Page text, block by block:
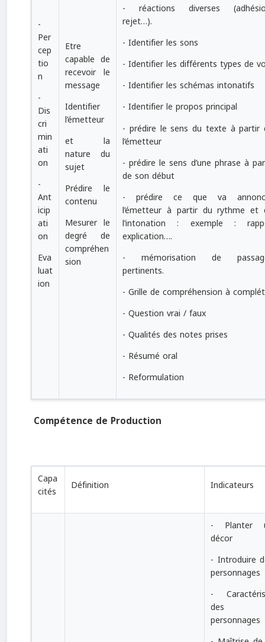
-
Per
cep
tio
n
-
Dis
cri
min
ati
on
-
Ant
icip
ati
on
Eva
luat
ion
Etre
capable de
recevoir le
message
Identifier
l’émetteur
et la
nature du
sujet
Prédire le
contenu
Mesurer le
degré de
compréhen
sion
- réactions diverses
rejet…).
- Identifier les sons
- Identifier les différents types de
- Identifier les schémas intonatifs
- Identifier le propos principal
- prédire le sens du texte à partir
l’émetteur
- prédire le sens d’une phrase à
de son début
- prédire ce que va
l’émetteur à partir du rythme et
l’intonation : exemple :
explication….
- mémorisation de
pertinents.
- Grille de compréhension à
- Question vrai / faux
- Qualités des notes prises
- Résumé oral
- Reformulation
Compétence de Production
Capa
cités
Définition Indicateurs
- Planter
décor
- Introduire
personnages
-
des
personnages